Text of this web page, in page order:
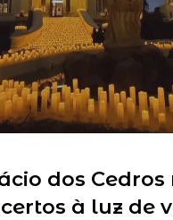
dos Cedros
à luz de